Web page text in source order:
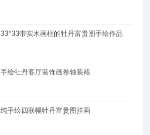
33*33带实木画框的牡丹富贵图手绘作品
手绘牡丹客厅装饰画卷轴装裱
纯手绘四联幅牡丹富贵图挂画